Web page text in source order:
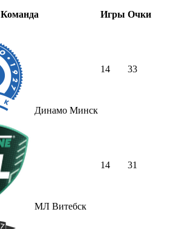
Команда Игры Очки
Динамо Минск
14 33
МЛ Витебск
14 31